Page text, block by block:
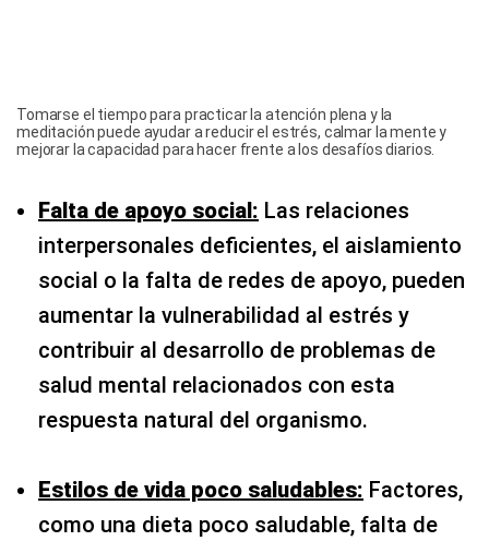
Tomarse el tiempo para practicar la atención plena y la
meditación puede ayudar a reducir el estrés, calmar la mente y
mejorar la capacidad para hacer frente a los desafíos diarios.
Falta de apoyo social: Las relaciones
interpersonales deficientes, el aislamiento
social o la falta de redes de apoyo, pueden
aumentar la vulnerabilidad al estrés y
contribuir al desarrollo de problemas de
salud mental relacionados con esta
respuesta natural del organismo.
Estilos de vida poco saludables: Factores,
como una dieta poco saludable, falta de